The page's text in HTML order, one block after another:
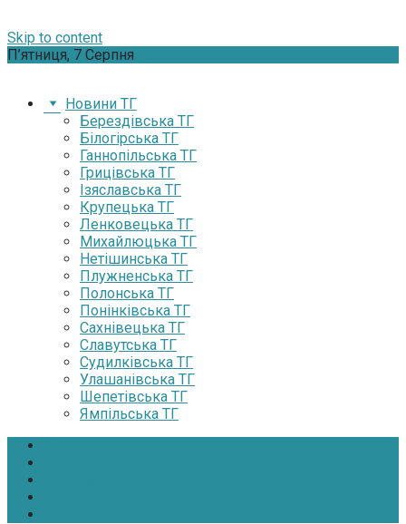
Skip to content
П’ятниця, 7 Серпня
Новини ТГ
Берездівська ТГ
Білогірська ТГ
Ганнопільська ТГ
Грицівська ТГ
Ізяславська ТГ
Крупецька ТГ
Ленковецька ТГ
Михайлюцька ТГ
Нетішинська ТГ
Плужненська ТГ
Полонська ТГ
Понінківська ТГ
Сахнівецька ТГ
Славутська ТГ
Судилківська ТГ
Улашанівська ТГ
Шепетівська ТГ
Ямпільська ТГ